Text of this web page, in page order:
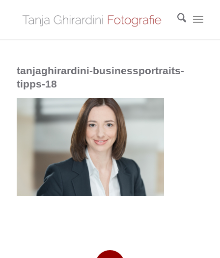
tanjaghirardini-businessportraits-
tipps-18